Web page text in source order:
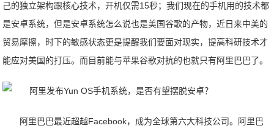
己的独立架构跟核心技术，开机仅需15秒；我们现在的手机用的技术都
是安卓系统，但是安卓系统怎么说也是美国谷歌的产物，近日来中美的
贸易摩擦，时下的敏感状态更是提醒我们要面对现实，提高科研技术才
能应对美国的打压。而目前能与苹果谷歌对抗的也就只有阿里巴巴了。
阿里巴巴最近超越Facebook，成为全球第六大科技公司。阿里巴